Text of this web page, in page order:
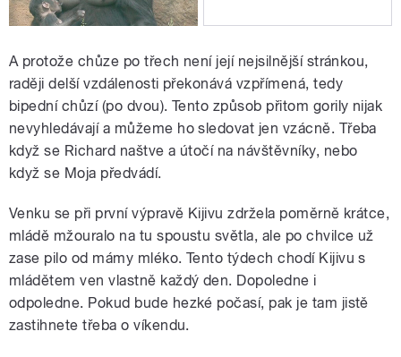
A protože chůze po třech není její nejsilnější stránkou,
raději delší vzdálenosti překonává vzpřímená, tedy
bipední chůzí (po dvou). Tento způsob přitom gorily nijak
nevyhledávají a můžeme ho sledovat jen vzácně. Třeba
když se Richard naštve a útočí na návštěvníky, nebo
když se Moja předvádí.
Venku se při první výpravě Kijivu zdržela poměrně krátce,
mládě mžouralo na tu spoustu světla, ale po chvilce už
zase pilo od mámy mléko. Tento týdech chodí Kijivu s
mládětem ven vlastně každý den. Dopoledne i
odpoledne. Pokud bude hezké počasí, pak je tam jistě
zastihnete třeba o víkendu.